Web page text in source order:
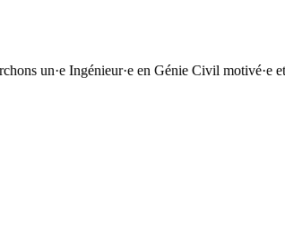
un·e Ingénieur·e en Génie Civil motivé·e